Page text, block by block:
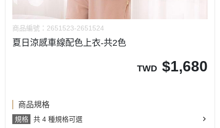
商品編號： 2651523-2651524
夏日涼感車線配色上衣-共2色
TWD $1,680
商品規格
規格 共 4 種規格可選